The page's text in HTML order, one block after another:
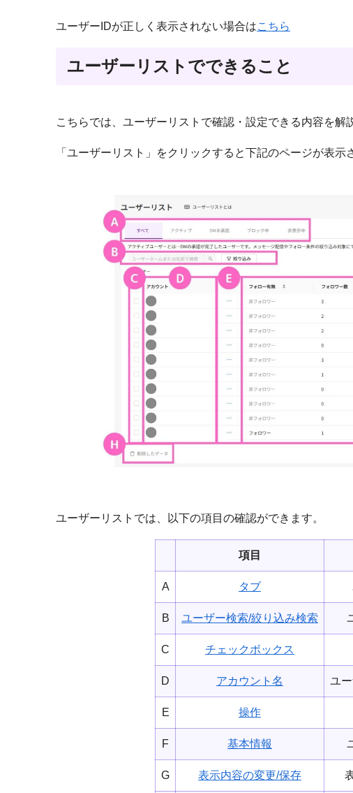
ユーザーIDが正しく表示されない場合はこちら
ユーザーリストでできること
こちらでは、ユーザーリストで確認・設定できる内容を解
「ユーザーリスト」をクリックすると下記のページが表示
ユーザーリストでは、以下の項目の確認ができます。
項目
A タブ
B ユーザー検索/絞り込み検索
C チェックボックス
D アカウント名 ユ
E 操作
F 基本情報
G 表示内容の変更/保存